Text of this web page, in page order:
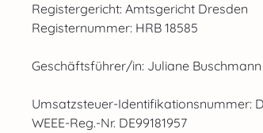
Registergericht: Amtsgericht Dresden
Registernummer: HRB 18585
Geschäftsführer/in: Juliane Buschmann
Umsatzsteuer-Identifikationsnummer:
WEEE-Reg.-Nr. DE99181957